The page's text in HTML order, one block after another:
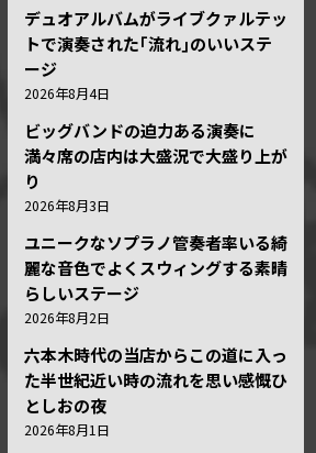
デュオアルバムがライブクァルテッ
トで演奏された｢流れ｣のいいステ
ージ
2026年8月4日
ビッグバンドの迫力ある演奏に
満々席の店内は大盛況で大盛り上が
り
2026年8月3日
ユニークなソプラノ管奏者率いる綺
麗な音色でよくスウィングする素晴
らしいステージ
2026年8月2日
六本木時代の当店からこの道に入っ
た半世紀近い時の流れを思い感慨ひ
としおの夜
2026年8月1日